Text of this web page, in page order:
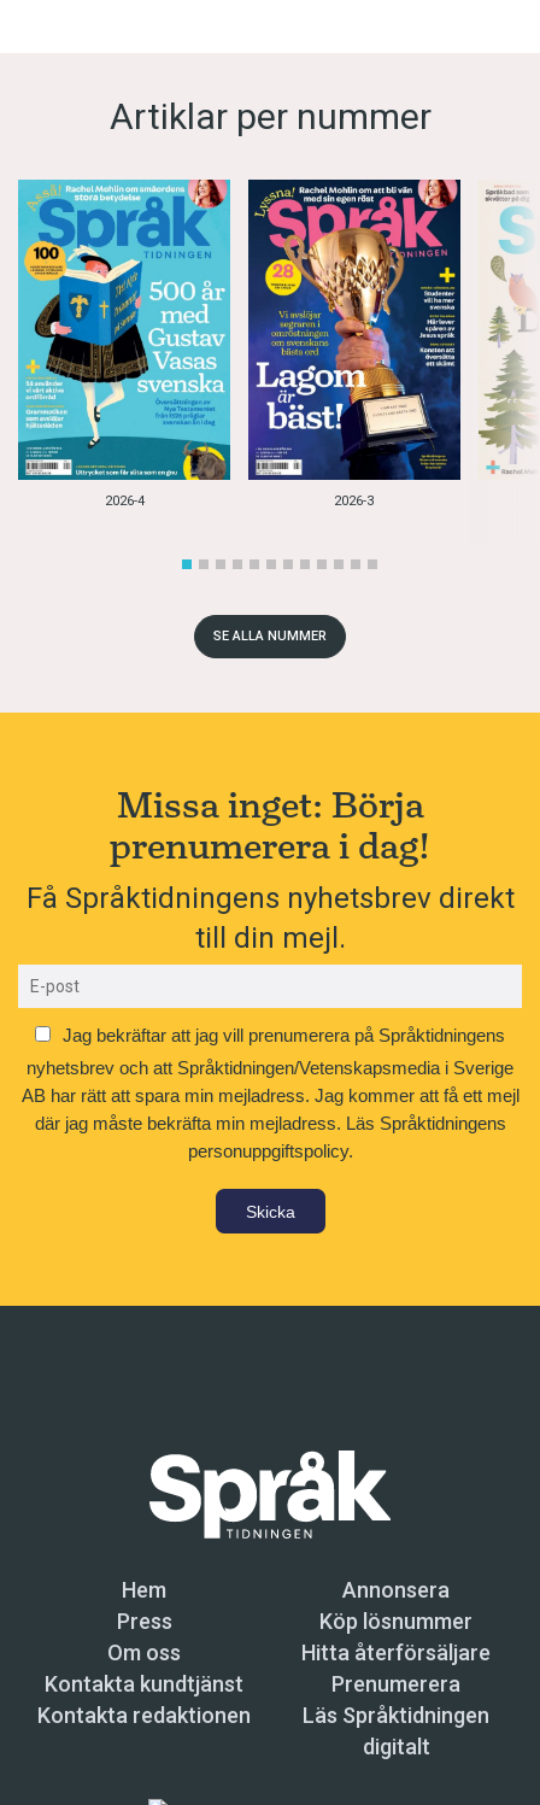
Artiklar per nummer
2026-4 2026-3
SE ALLA NUMMER
Missa inget: Börja
prenumerera i dag!
Få Språktidningens nyhetsbrev direkt
till din mejl.
Jag bekräftar att jag vill prenumerera på Språktidningens
nyhetsbrev och att Språktidningen/Vetenskapsmedia i Sverige
AB har rätt att spara min mejladress. Jag kommer att få ett mejl
där jag måste bekräfta min mejladress. Läs Språktidningens
personuppgiftspolicy.
Skicka
Hem
Annonsera
Press
Köp lösnummer
Om oss
Hitta återförsäljare
Kontakta kundtjänst
Prenumerera
Kontakta redaktionen
Läs Språktidningen
digitalt